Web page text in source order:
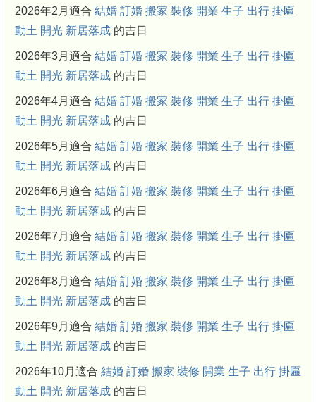
2026年2月適合 結婚 訂婚 搬家 裝修 開業 生子 出行 掛匾
動土 開光 新居落成 的吉日
2026年3月適合 結婚 訂婚 搬家 裝修 開業 生子 出行 掛匾
動土 開光 新居落成 的吉日
2026年4月適合 結婚 訂婚 搬家 裝修 開業 生子 出行 掛匾
動土 開光 新居落成 的吉日
2026年5月適合 結婚 訂婚 搬家 裝修 開業 生子 出行 掛匾
動土 開光 新居落成 的吉日
2026年6月適合 結婚 訂婚 搬家 裝修 開業 生子 出行 掛匾
動土 開光 新居落成 的吉日
2026年7月適合 結婚 訂婚 搬家 裝修 開業 生子 出行 掛匾
動土 開光 新居落成 的吉日
2026年8月適合 結婚 訂婚 搬家 裝修 開業 生子 出行 掛匾
動土 開光 新居落成 的吉日
2026年9月適合 結婚 訂婚 搬家 裝修 開業 生子 出行 掛匾
動土 開光 新居落成 的吉日
2026年10月適合 結婚 訂婚 搬家 裝修 開業 生子 出行 掛匾
動土 開光 新居落成 的吉日